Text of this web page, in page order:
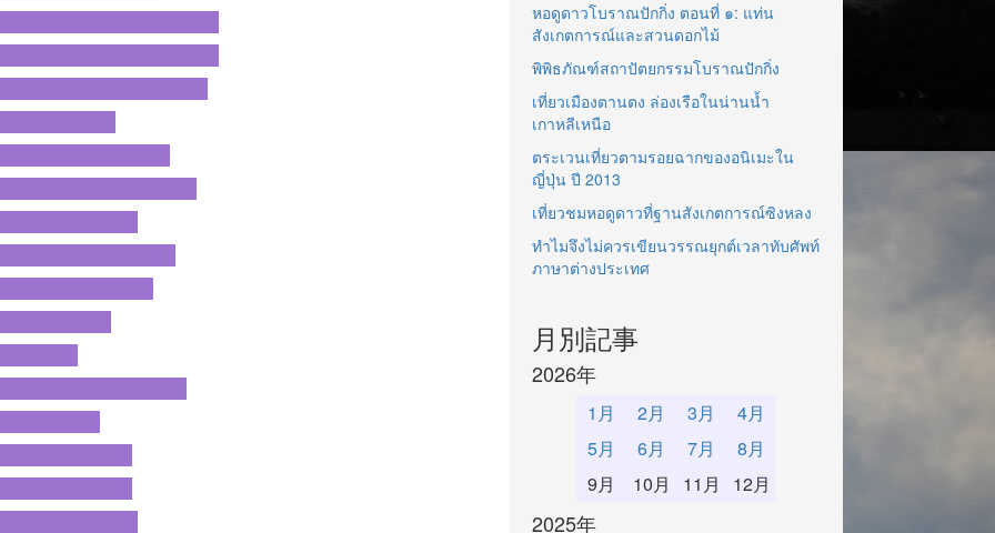
หอดูดาวโบราณปักกิ่ง ตอนที่ ๑: แท่น
สังเกตการณ์และสวนดอกไม้
พิพิธภัณฑ์สถาปัตยกรรมโบราณปักกิ่ง
เที่ยวเมืองตานตง ล่องเรือในน่านน้ำ
เกาหลีเหนือ
ตระเวนเที่ยวตามรอยฉากของอนิเมะใน
ญี่ปุ่น ปี 2013
เที่ยวชมหอดูดาวที่ฐานสังเกตการณ์ซิงหลง
ทำไมจึงไม่ควรเขียนวรรณยุกต์เวลาทับศัพท์
ภาษาต่างประเทศ
月別記事
2026年
1月 2月 3月
4月
5月
6月 7月
8月
9月
10月 11月 12月
2025年